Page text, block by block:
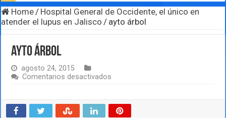
Home/ Hospital General de Occidente, el único en
atender el lupus en Jalisco / ayto árbol
ayto árbol
agosto 24, 2015
Comentarios desactivados